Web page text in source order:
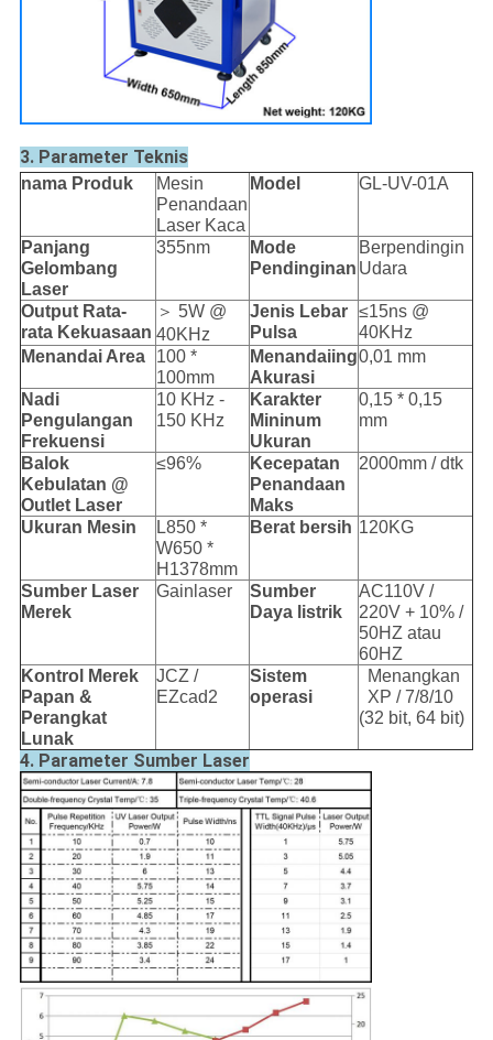
3. Parameter Teknis
nama Produk
Mesin
Penandaan
Laser Kaca
Model GL-UV-01A
Panjang
Gelombang
Laser
355nm
Mode
Pendinginan
Berpendingin
Udara
Output Rata-
rata Kekuasaan
＞ 5W @
40KHz
Jenis Lebar
Pulsa
≤15ns @
40KHz
Menandai Area
100 *
100mm
Menandaiing
Akurasi
0,01 mm
Nadi
Pengulangan
Frekuensi
10 KHz -
150 KHz
Karakter
Mininum
Ukuran
0,15 * 0,15
mm
Balok
Kebulatan @
Outlet Laser
≤96%
Kecepatan
Penandaan
Maks
2000mm / dtk
Ukuran Mesin
L850 *
W650 *
H1378mm
Berat bersih 120KG
Sumber Laser
Merek
Gainlaser
Sumber
Daya listrik
AC110V /
220V + 10% /
50HZ atau
60HZ
Kontrol
Merek
Papan &
Perangkat
Lunak
JCZ /
EZcad2
Sistem
operasi
Menangkan
XP / 7/8/10
(32 bit, 64 bit)
4. Parameter Sumber Laser